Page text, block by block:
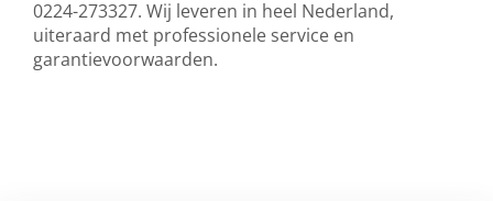
0224-273327. Wij leveren in heel Nederland,
uiteraard met professionele service en
garantievoorwaarden.